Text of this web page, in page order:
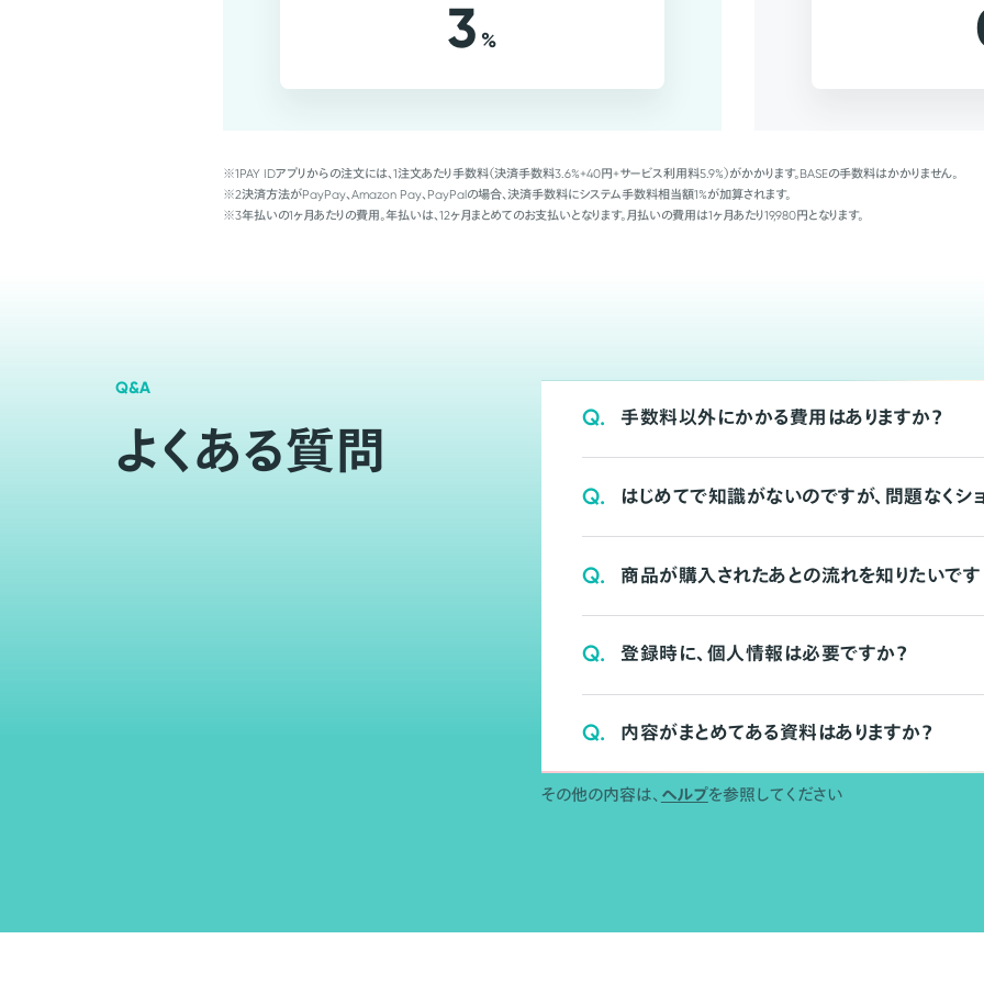
3 %
※1PAY IDアプリからの注文には、1注文あたり手数料（決済手数料3.6%+40円+サービス利用料5.9%）がかかります。BASEの手数料はかかりません。
※2決済方法がPayPay、Amazon Pay、PayPalの場合、決済手数料にシステム手数料相当額1%が加算されます。
※3年払いの1ヶ月あたりの費用。年払いは、12ヶ月まとめてのお支払いとなります。月払いの費用は1ヶ月あたり19,980円となります。
Q&A
よくある質問
Q. 手数料以外にかかる費用はありますか？
Q. はじめてで知識がないのですが、問題なくシ
Q. 商品が購入されたあとの流れを知りたいです
Q. 登録時に、個人情報は必要ですか？
Q. 内容がまとめてある資料はありますか？
その他の内容は、 ヘルプを参照してください